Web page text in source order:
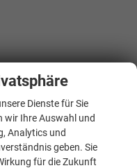
Schriftzug an
7,5J x 18 (Sport
Dienste für Sie
wir Ihre Auswahl und
Analytics und
geben. Sie
für die Zukunft